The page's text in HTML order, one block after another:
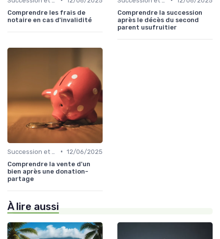
Comprendre les frais de
notaire en cas d'invalidité
Comprendre la succession
après le décès du second
parent usufruitier
• 12/06/2025
Comprendre la vente d'un
bien après une donation-
partage
À lire aussi